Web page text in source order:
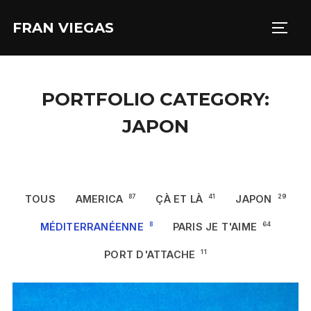
FRAN VIEGAS
PORTFOLIO CATEGORY:
JAPON
TOUS AMERICA 87 ÇÀ ET LÀ 41 JAPON 29
MÉDITERRANÉENNE 8 PARIS JE T'AIME 64
PORT D'ATTACHE 11